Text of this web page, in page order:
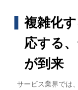
複雑化
応する
が到来
サービス業界では